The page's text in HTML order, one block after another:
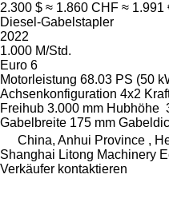
2.300 $ ≈ 1.860 CHF ≈ 1.991
Diesel-Gabelstapler
2022
1.000 M/Std.
Euro 6
Motorleistung 68.03 PS (50
Achsenkonfiguration 4x2
Freihub 3.000 mm Hubhöhe
Gabelbreite 175 mm
China, Anhui Province ,
Shanghai Litong Machinery
Verkäufer kontaktieren